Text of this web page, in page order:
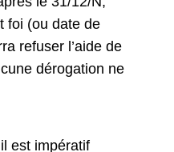
foi (ou date de
refuser l’aide de
dérogation ne
est impératif